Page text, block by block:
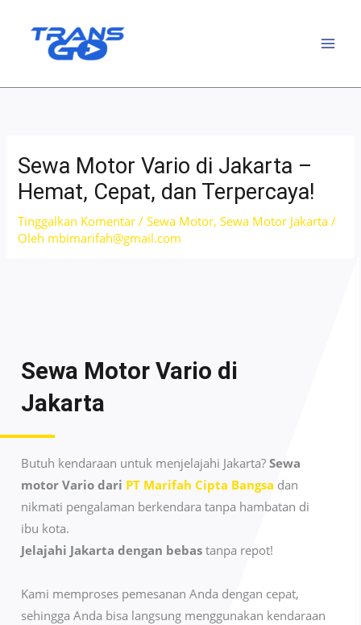
Sewa Motor Vario di Jakarta –
Hemat, Cepat, dan Terpercaya!
Tinggalkan Komentar /Sewa Motor,Sewa Motor Jakarta /
Oleh mbimarifah@gmail.com
Sewa Motor Vario di
Jakarta
Butuh kendaraan untuk menjelajahi Jakarta?Sewa
motor Vario dari PT Marifah Cipta Bangsa dan
nikmati pengalaman berkendara tanpa hambatan di
ibu kota.
Jelajahi Jakarta dengan bebas tanpa repot!
Kami memproses pemesanan Anda dengan cepat,
sehingga Anda bisa langsung menggunakan kendaraan